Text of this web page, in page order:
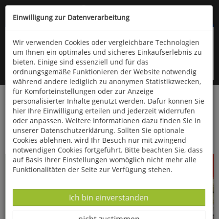
Kompletten Head der Seite überspringen
oder (06766) 9323-960
Startseite Haushalt & Garten
Küche & Haushalt
Bücher zum Thema Kochen
Das Airfryer Kochbuch Italien
Einwilligung zur Datenverarbeitung
Wir verwenden Cookies oder vergleichbare Technologien
um Ihnen ein optimales und sicheres Einkaufserlebnis zu
bieten. Einige sind essenziell und für das
ordnungsgemäße Funktionieren der Website notwendig
während andere lediglich zu anonymen Statistikzwecken,
für Komforteinstellungen oder zur Anzeige
personalisierter Inhalte genutzt werden. Dafür können Sie
hier Ihre Einwilligung erteilen und jederzeit widerrufen
oder anpassen. Weitere Informationen dazu finden Sie in
unserer Datenschutzerklärung. Sollten Sie optionale
Cookies ablehnen, wird Ihr Besuch nur mit zwingend
notwendigen Cookies fortgeführt. Bitte beachten Sie, dass
auf Basis Ihrer Einstellungen womöglich nicht mehr alle
Funktionalitäten der Seite zur Verfügung stehen.
Datenverarbeitung -
Ich bin einverstanden